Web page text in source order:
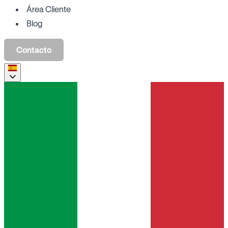
Área Cliente
Blog
Contacto